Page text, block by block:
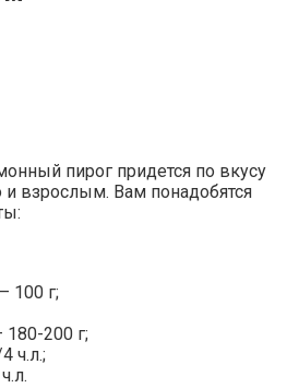
пирог придется по вкусу
взрослым. Вам понадобятся
100 г;
200 г;
ч.л.;